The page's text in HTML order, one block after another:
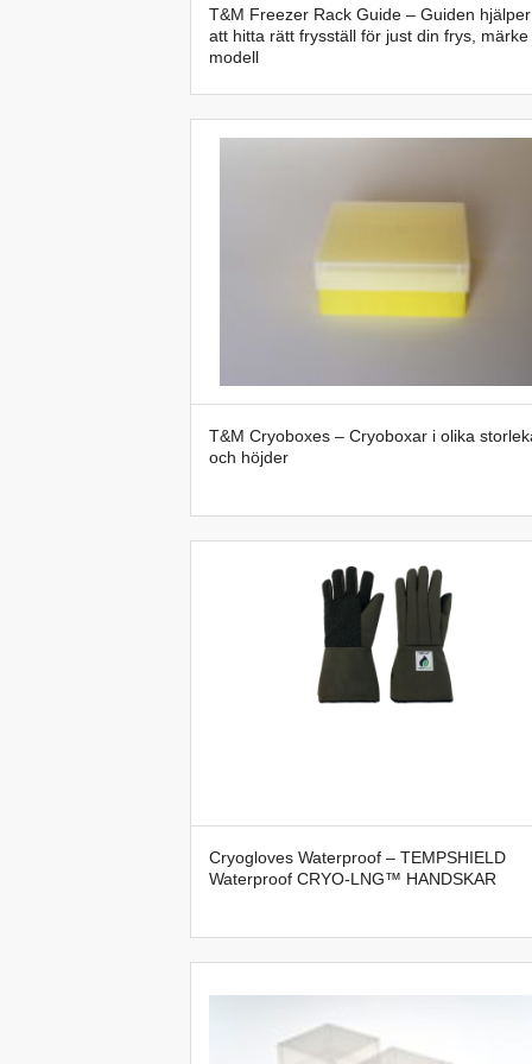
T&M Freezer Rack Guide – Guiden
att hitta rätt frysställ för just din frys, märke
modell
T&M Cryoboxes – Cryoboxar i olika
och höjder
Cryogloves Waterproof – TEMPSHIELD
Waterproof CRYO-LNG™ HANDSKAR